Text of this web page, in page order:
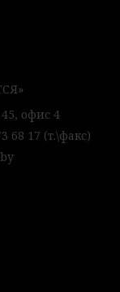
офис 4
68 17 (т.\факс)